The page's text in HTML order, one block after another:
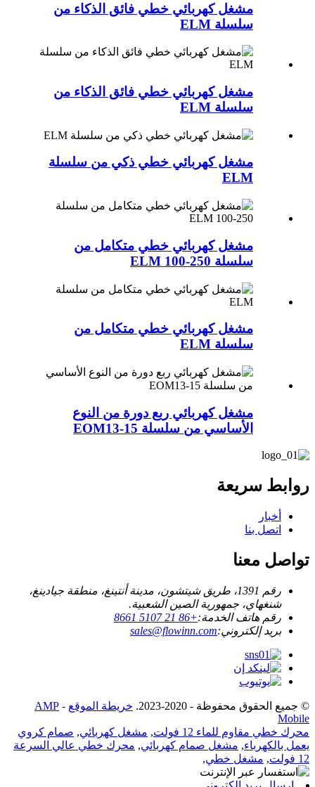
مشغل كهربائي خطي فائق الذكاء من
سلسلة ELM
مشغل كهربائي خطي فائق الذكاء من
سلسلة ELM
مشغل كهربائي خطي ذكي من سلسلة
ELM
مشغل كهربائي خطي متكامل من
سلسلة ELM 100-250
مشغل كهربائي خطي متكامل من
سلسلة ELM
مشغل كهربائي ربع دورة من النوع
الأساسي من سلسلة EOM13-15
روابط سريعة
أخبار
اتصل بنا
تواصل معنا
رقم 1391، طريق شيتشون، مدينة أنتينغ، منطقة جيادينغ،
شنغهاي، جمهورية الصين الشعبية.
رقم هاتف الخدمة:+86 21 5107 8661
بريد إلكتروني:sales@flowinn.com
© جميع الحقوق محفوظة - 2020-2023. خريطة الموقع -
AMP
Mobile
محرك خطي مقاوم للماء 12 فولت
, مشغل كهربائي, صمام كروي
يعمل بالكهرباء, مشغل صمام كهربائي, محرك خطي عالي السرعة
12 فولت
, مشغل خطي,